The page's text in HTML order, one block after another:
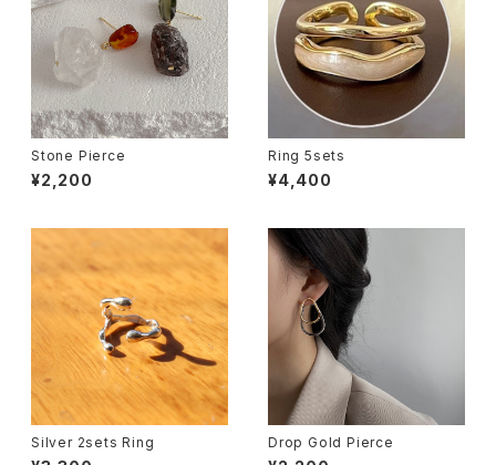
Stone Pierce
¥2,200
Ring 5sets
¥4,400
Silver 2sets Ring Drop Gold Pierce